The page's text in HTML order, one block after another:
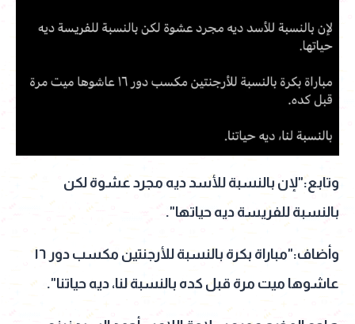
وتابع:"لإن بالنسبة للأسد ديه مجرد عشوة لكن
بالنسبة للفريسة ديه حياتها".
وأضاف:"مباراة بكرة بالنسبة للأرجنتين مكسب دور ١٦
عاشوها ميت مرة قبل كده بالنسبة لنا، ديه حياتنا".